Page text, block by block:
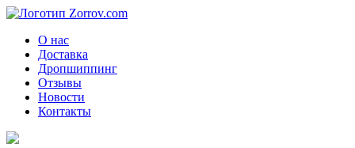
О нас
Доставка
Дропшиппинг
Отзывы
Новости
Контакты